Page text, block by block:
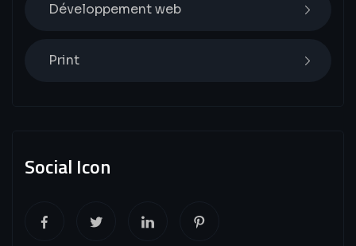
Développement web
Print
Social Icon